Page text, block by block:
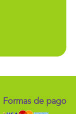
Formas de pago